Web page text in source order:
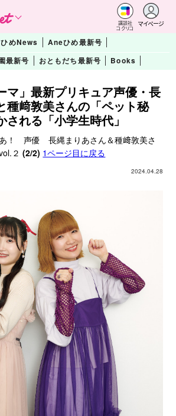
講談社
コクリコ
マイページ
めNews
Aneひめ最新号
最新号
おともだち最新号 Books
マ」最新プリキュア声優・長
種﨑敦美さんの「ペット秘
れる「小学生時代」
！ 声優 長縄まりあさん＆種﨑敦美さ
２(2/2) 1ページ目に戻る
2024.04.28